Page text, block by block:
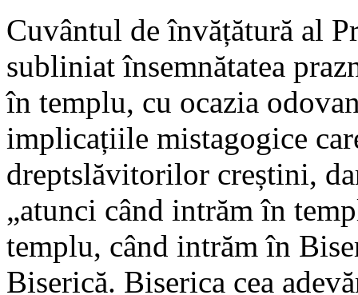
Cuvântul de învățătură al
subliniat însemnătatea
în templu, cu ocazia
implicațiile mistagogice
dreptslăvitorilor creștini,
„atunci când intrăm în
templu, când intrăm în
Biserică. Biserica cea